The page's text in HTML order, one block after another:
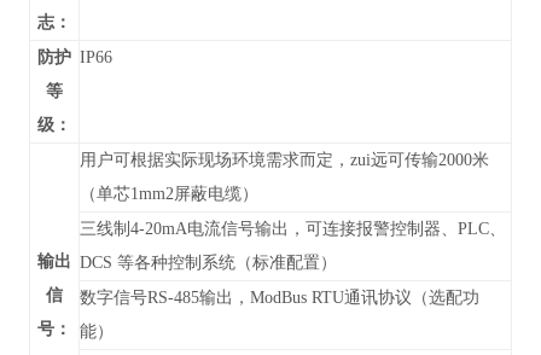
志：
防护
等
级：
IP66
输出
信
号：
用户可根据实际现场环境需求而定，zui远可传输2000米
（单芯1mm2屏蔽电缆）
三线制4-20mA电流信号输出，可连接报警控制器、PLC、
DCS 等各种控制系统（标准配置）
数字信号RS-485输出， ModBus RTU通讯协议 （选配功
能）